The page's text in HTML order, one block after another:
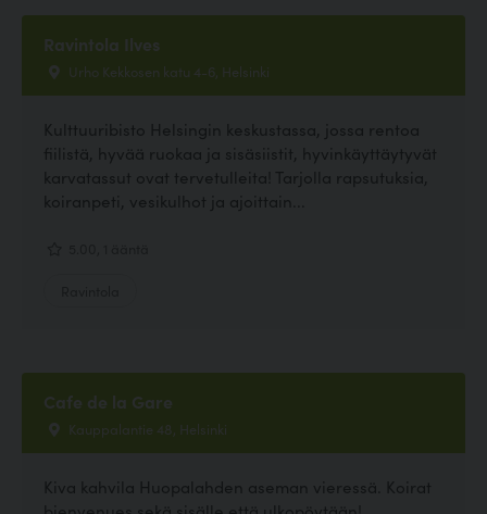
Ravintola Ilves
Urho Kekkosen katu 4-6, Helsinki
Kulttuuribisto Helsingin keskustassa, jossa rentoa
fiilistä, hyvää ruokaa ja sisäsiistit, hyvinkäyttäytyvät
karvatassut ovat tervetulleita! Tarjolla rapsutuksia,
koiranpeti, vesikulhot ja ajoittain...
Cafe de la Gare
Kauppalantie 48, Helsinki
Kiva kahvila Huopalahden aseman vieressä. Koirat